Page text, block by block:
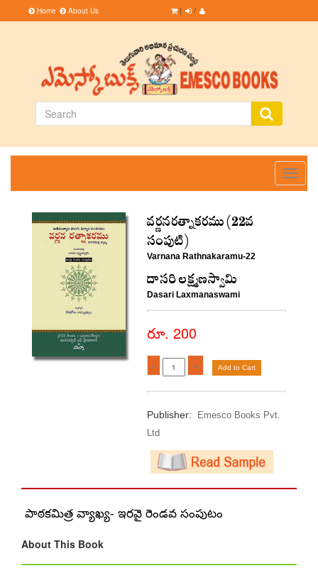
Home About Us | /
Toggle
వర్ణనరత్నాకరము (22వ
సంపుటి)
Varnana Rathnakaramu-22
దాసరి లక్ష్మణస్వామి
Dasari Laxmanaswami
రూ. 200
- + Add to Cart
Publisher:
Emesco Books Pvt.
Ltd
పాఠకమిత్ర వ్యాఖ్య- ఇరవై రెండవ సంపుటం
About This Book